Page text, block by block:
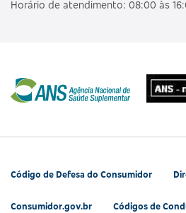
Horário de atendimento: 08:00 às
Código de Defesa do Consumidor
Consumidor.gov.br Códigos de